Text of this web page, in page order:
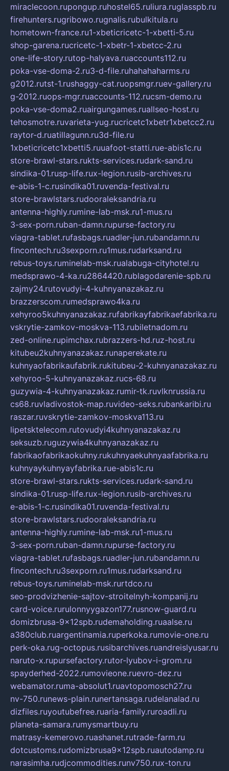
miraclecoon.rupongup.ruhostel65.ruliura.ruglasspb.ru
firehunters.rugribowo.rugnalis.rubulkitula.ru
hometown-france.ru1-xbeticricetc-1-xbetti-5.ru
shop-garena.rucricetc-1-xbetr-1-xbetcc-2.ru
one-life-story.rutop-halyava.ruaccounts112.ru
poka-vse-doma-2.ru3-d-file.ruhahahaharms.ru
g2012.rutst-1.rushaggy-cat.ruopsmgr.ruev-gallery.ru
g-2012.ruops-mgr.ruaccounts-112.rucsm-demo.ru
poka-vse-doma2.ruairgungames.ruallseo-host.ru
tehosmotre.ruvarieta-yug.rucricetc1xbetr1xbetcc2.ru
raytor-d.ruatillagunn.ru3d-file.ru
1xbeticricetc1xbetti5.ruuafoot-statti.rue-abis1c.ru
store-brawl-stars.rukts-services.rudark-sand.ru
sindika-01.rusp-life.rux-legion.rusib-archives.ru
e-abis-1-c.rusindika01.ruvenda-festival.ru
store-brawlstars.rudooraleksandria.ru
antenna-highly.rumine-lab-msk.ru1-mus.ru
3-sex-porn.ruban-damn.rupurse-factory.ru
viagra-tablet.rufasbags.ruadler-jun.rubandamn.ru
fincontech.ru3sexporn.ru1mus.rudarksand.ru
rebus-toys.ruminelab-msk.rualabuga-cityhotel.ru
medsprawo-4-ka.ru2864420.rublagodarenie-spb.ru
zajmy24.rutovudyi-4-kuhnyanazakaz.ru
brazzerscom.rumedsprawo4ka.ru
xehyroo5kuhnyanazakaz.rufabrikayfabrikaefabrika.ru
vskrytie-zamkov-moskva-113.rubiletnadom.ru
zed-online.rupimchax.rubrazzers-hd.ruz-host.ru
kitubeu2kuhnyanazakaz.runaperekate.ru
kuhnyaofabrikaufabrik.rukitubeu-2-kuhnyanazakaz.ru
xehyroo-5-kuhnyanazakaz.rucs-68.ru
guzywia-4-kuhnyanazakaz.rumir-tk.ruvlknrussia.ru
cs68.ruvladivostok-map.ruvideo-seks.rubankaribi.ru
raszar.ruvskrytie-zamkov-moskva113.ru
lipetsktelecom.rutovudyi4kuhnyanazakaz.ru
seksuzb.ruguzywia4kuhnyanazakaz.ru
fabrikaofabrikaokuhny.rukuhnyaekuhnyaafabrika.ru
kuhnyaykuhnyayfabrika.rue-abis1c.ru
store-brawl-stars.rukts-services.rudark-sand.ru
sindika-01.rusp-life.rux-legion.rusib-archives.ru
e-abis-1-c.rusindika01.ruvenda-festival.ru
store-brawlstars.rudooraleksandria.ru
antenna-highly.rumine-lab-msk.ru1-mus.ru
3-sex-porn.ruban-damn.rupurse-factory.ru
viagra-tablet.rufasbags.ruadler-jun.rubandamn.ru
fincontech.ru3sexporn.ru1mus.rudarksand.ru
rebus-toys.ruminelab-msk.rurtdco.ru
seo-prodvizhenie-sajtov-stroitelnyh-kompanij.ru
card-voice.rurulonnyygazon177.rusnow-guard.ru
domizbrusa-9x12spb.rudemaholding.ruaalse.ru
a380club.ruargentinamia.ruperkoka.rumovie-one.ru
perk-oka.rug-octopus.rusibarchives.ruandreislyusar.ru
naruto-x.rupursefactory.rutor-lyubov-i-grom.ru
spayderhed-2022.rumovieone.ruevro-dez.ru
webamator.ruma-absolut1.ruavtopomosch27.ru
nv-750.runews-plain.runertansaga.rudelanalad.ru
dizfiles.ruyoutubefree.ruaria-family.ruroadli.ru
planeta-samara.rumysmartbuy.ru
matrasy-kemerovo.ruashanet.rutrade-farm.ru
dotcustoms.rudomizbrusa9x12spb.ruautodamp.ru
narasimha.rudjcommodities.runv750.rux-ton.ru